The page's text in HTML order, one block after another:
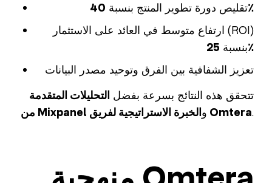
تقليص دورة تطوير المنتج بنسبة40٪
ارتفاع متوسط في العائد على الاستثمار (ROI)
بنسبة25٪
تعزيز الشفافية بين الفرق وتوحيد مصدر البيانات
تتحقق هذه النتائج بسرعة بفضل التحليلات المتقدمة
من Mixpanel
و الخبرة الاستراتيجية لفريق Omtera.